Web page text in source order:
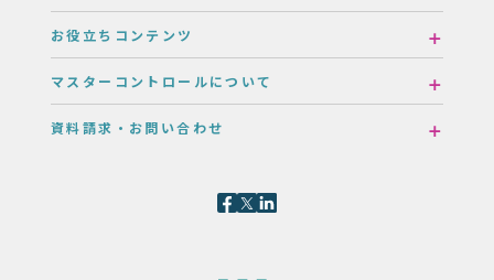
お役立ちコンテンツ
マスターコントロールについて
資料請求・お問い合わせ